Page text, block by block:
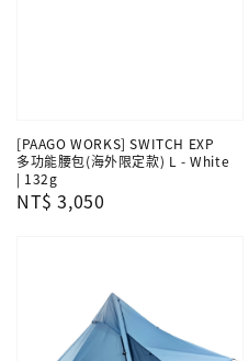
[PAAGO WORKS] SWITCH EXP
多功能腰包(海外限定款) L - White
| 132g
Regular
NT$ 3,050